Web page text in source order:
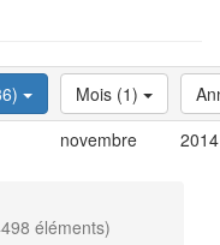
Mois (1)
novembre 2014
éléments)